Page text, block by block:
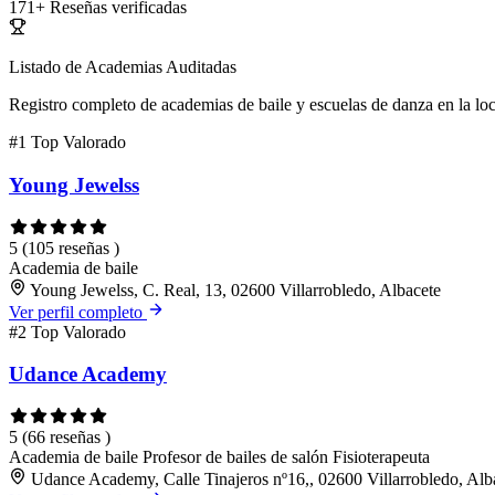
171+ Reseñas verificadas
Listado de Academias Auditadas
Registro completo de academias de baile y escuelas de danza en la
#1 Top Valorado
Young Jewelss
5 (105 reseñas )
Academia de baile
Young Jewelss, C. Real, 13, 02600 Villarrobledo, Albacete
Ver perfil completo
#2 Top Valorado
Udance Academy
5 (66 reseñas )
Academia de baile Profesor de bailes de salón Fisioterapeuta
Udance Academy, Calle Tinajeros nº16,, 02600 Villarrobledo,